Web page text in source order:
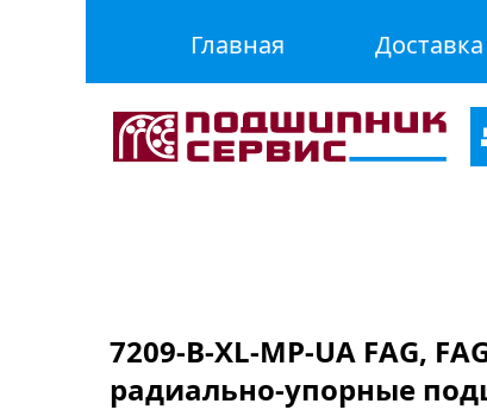
Главная Доставка
7209-B-XL-MP-UA FAG,
радиально-упорные